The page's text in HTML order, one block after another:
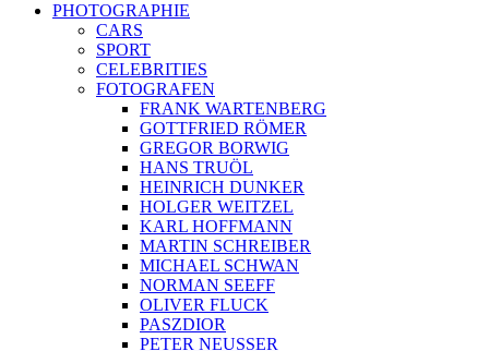
PHOTOGRAPHIE
CARS
SPORT
CELEBRITIES
FOTOGRAFEN
FRANK WARTENBERG
GOTTFRIED RÖMER
GREGOR BORWIG
HANS TRUÖL
HEINRICH DUNKER
HOLGER WEITZEL
KARL HOFFMANN
MARTIN SCHREIBER
MICHAEL SCHWAN
NORMAN SEEFF
OLIVER FLUCK
PASZDIOR
PETER NEUSSER